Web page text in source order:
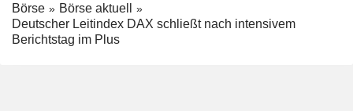
Börse
Börse aktuell
Deutscher Leitindex DAX schließt nach intensivem
Berichtstag im Plus